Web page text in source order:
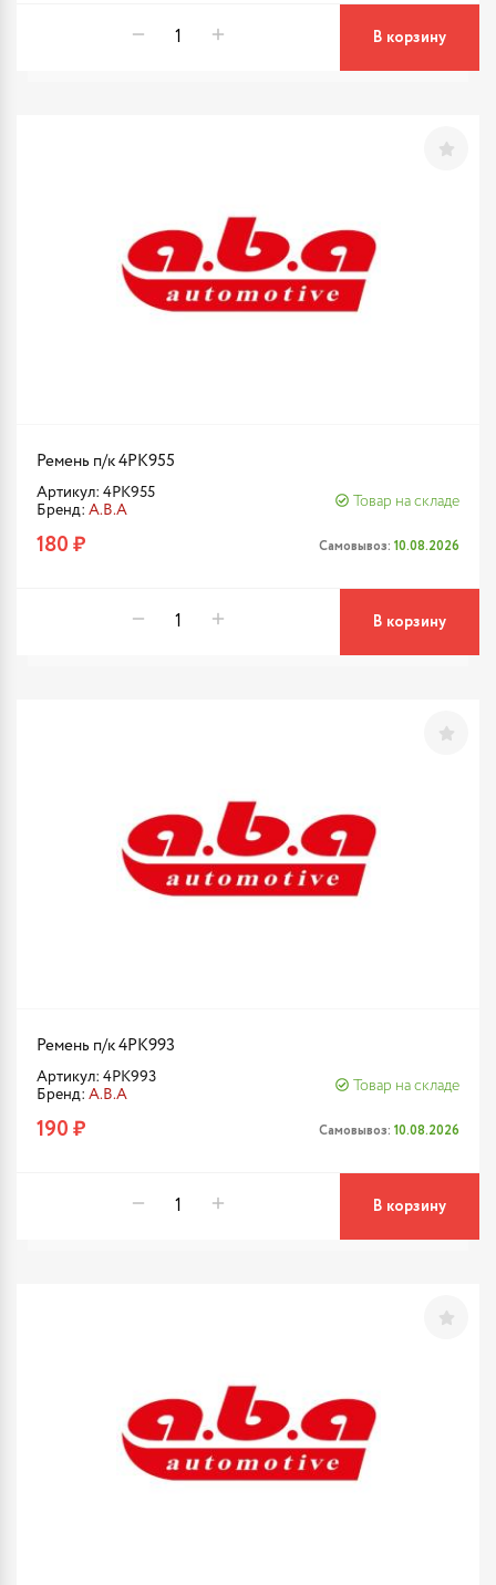
В корзину
Ремень п/к 4PK955
Артикул: 4PK955
Бренд: A.B.A
Товар на складе
180 ₽ Самовывоз: 10.08.2026
В корзину
Ремень п/к 4PK993
Артикул: 4PK993
Бренд: A.B.A
Товар на складе
190 ₽ Самовывоз: 10.08.2026
В корзину